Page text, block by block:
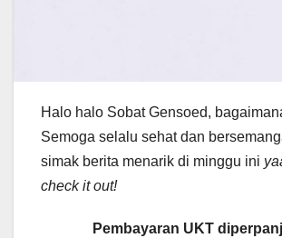
Halo halo Sobat Gensoed,
Semoga selalu sehat dan
simak berita menarik di minggu ini
check it out!
Pembayaran UKT